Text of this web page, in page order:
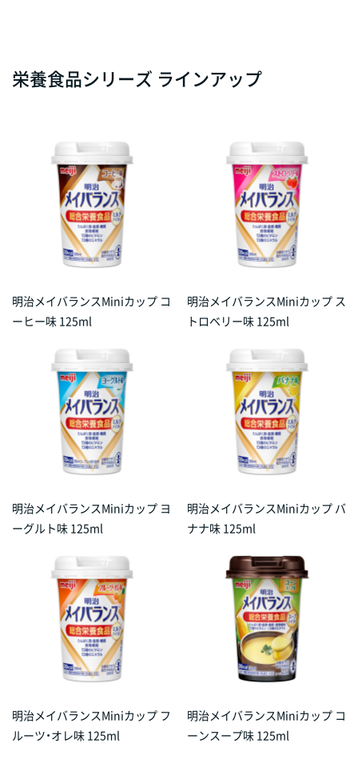
栄養食品シリーズ ラインアップ
明治メイバランスMiniカップ コ
ーヒー味 125ml
明治メイバランスMiniカップ ス
トロベリー味 125ml
明治メイバランスMiniカップ ヨ
ーグルト味 125ml
明治メイバランスMiniカップ バ
ナナ味 125ml
明治メイバランスMiniカップ フ
ルーツ・オレ味 125ml
明治メイバランスMiniカップ コ
ーンスープ味 125ml